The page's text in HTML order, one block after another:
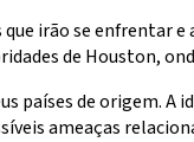
irão se
de Houston,
de origem. A
ameaças